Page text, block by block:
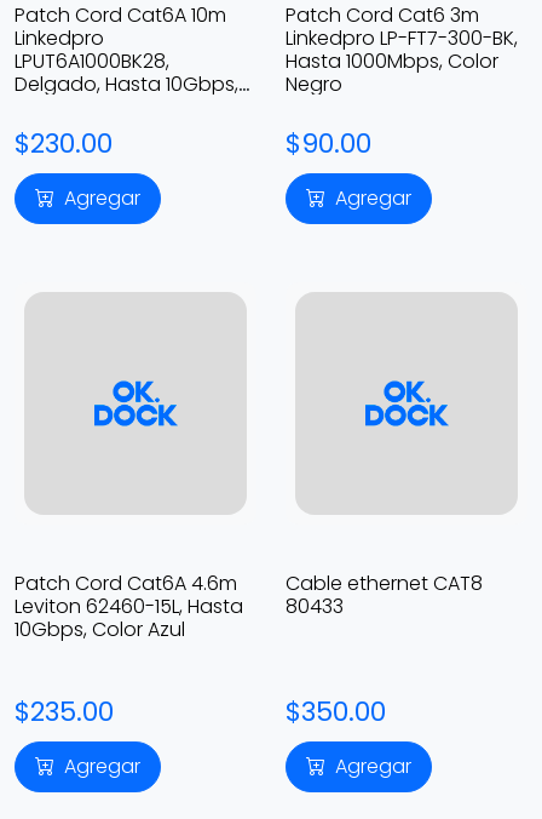
Patch Cord Cat6A 10m
Linkedpro
LPUT6A1000BK28,
Delgado, Hasta 10Gbps,
$230.00
Agregar
Patch Cord Cat6 3m
Linkedpro LP-FT7-300-BK,
Hasta 1000Mbps, Color
Negro
$90.00
Agregar
Patch Cord Cat6A 4.6m
Leviton 62460-15L, Hasta
10Gbps, Color Azul
$235.00
Agregar
Cable ethernet CAT8
80433
$350.00
Agregar